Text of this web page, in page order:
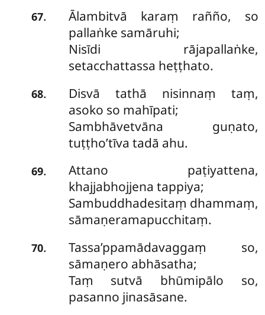
67.
Ālambitvā karaṃ rañño, so
pallaṅke samāruhi;
Nisīdi rājapallaṅke,
setacchattassa heṭṭhato.
68.
Disvā tathā nisinnaṃ taṃ,
asoko so mahīpati;
Sambhāvetvāna guṇato,
tuṭṭho’tīva tadā ahu.
69.
Attano paṭiyattena,
khajjabhojjena tappiya;
Sambuddhadesitaṃ dhammaṃ,
sāmaṇeramapucchitaṃ.
70.
Tassa’ppamādavaggaṃ so,
sāmaṇero abhāsatha;
Taṃ sutvā bhūmipālo so,
pasanno jinasāsane.